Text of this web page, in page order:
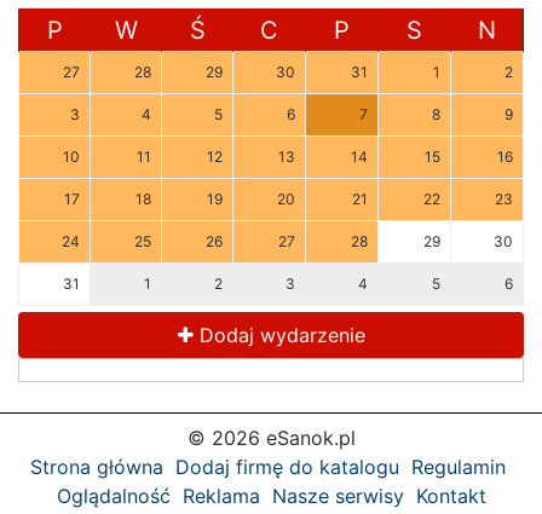
P W Ś C P S N
27 28 29 30 31 1 2
3 4 5 6 7 8 9
10 11 12 13 14 15 16
17 18 19 20 21 22 23
24 25 26 27 28 29 30
31 1 2 3 4 5 6
Dodaj wydarzenie
© 2026 eSanok.pl
Strona główna Dodaj firmę do katalogu Regulamin
Oglądalność Reklama Nasze serwisy Kontakt